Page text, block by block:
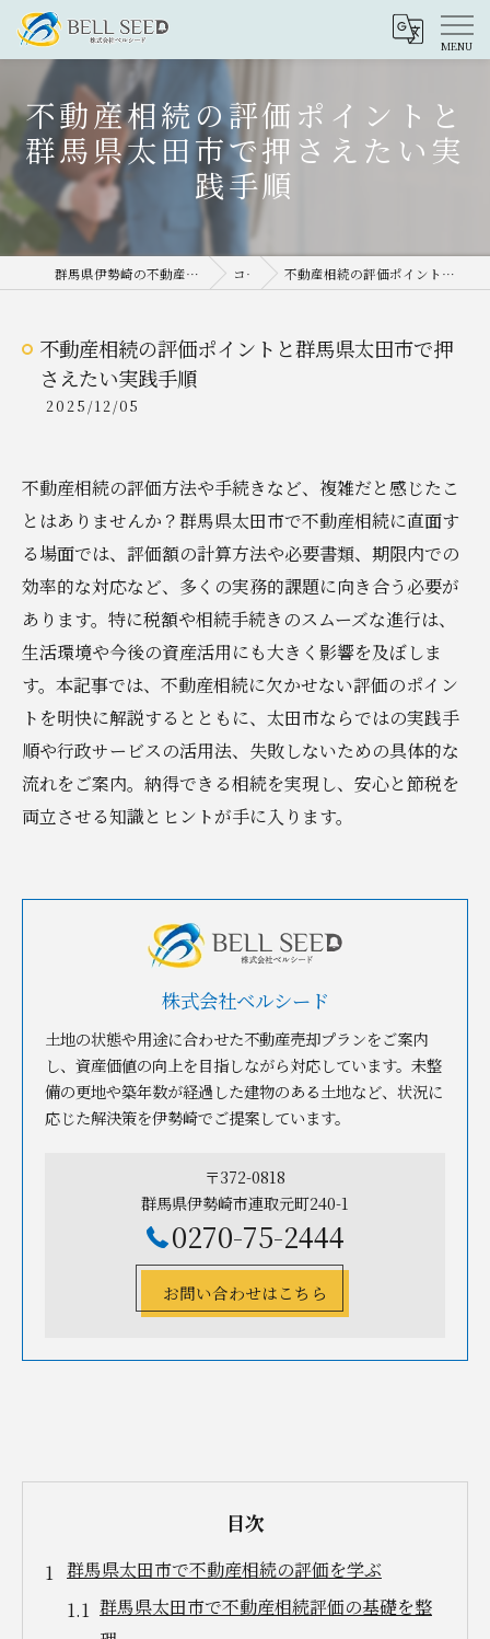
不動産相続の評価ポイントと
群馬県太田市で押さえたい実
践手順
群馬県伊勢崎の不動産売却なら株式会社ベルシード コラム 不動産相続の評価ポイントと群馬県太田市で押さえたい実践手順
不動産相続の評価ポイントと群馬県太田市で押
さえたい実践手順
2025/12/05
不動産相続の評価方法や手続きなど、複雑だと感じたこ
とはありませんか？群馬県太田市で不動産相続に直面す
る場面では、評価額の計算方法や必要書類、期限内での
効率的な対応など、多くの実務的課題に向き合う必要が
あります。特に税額や相続手続きのスムーズな進行は、
生活環境や今後の資産活用にも大きく影響を及ぼしま
す。本記事では、不動産相続に欠かせない評価のポイン
トを明快に解説するとともに、太田市ならではの実践手
順や行政サービスの活用法、失敗しないための具体的な
流れをご案内。納得できる相続を実現し、安心と節税を
両立させる知識とヒントが手に入ります。
株式会社ベルシード
土地の状態や用途に合わせた不動産売却プランをご案内
し、資産価値の向上を目指しながら対応しています。未整
備の更地や築年数が経過した建物のある土地など、状況に
応じた解決策を伊勢崎でご提案しています。
〒372-0818
群馬県伊勢崎市連取元町240-1
0270-75-2444
お問い合わせはこちら
目次
群馬県太田市で不動産相続の評価を学ぶ
群馬県太田市で不動産相続評価の基礎を整